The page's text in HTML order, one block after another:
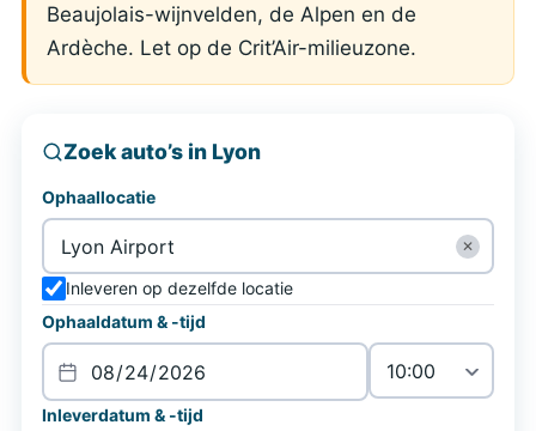
Beaujolais-wijnvelden, de Alpen en de
Ardèche. Let op de Crit’Air-milieuzone.
Zoek auto’s in Lyon
Ophaallocatie
✕
Inleveren op dezelfde locatie
Ophaaldatum & -tijd
Inleverdatum & -tijd